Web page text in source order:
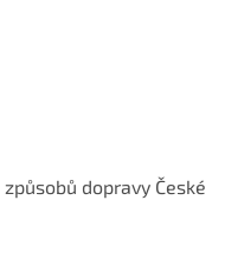
dopravy České